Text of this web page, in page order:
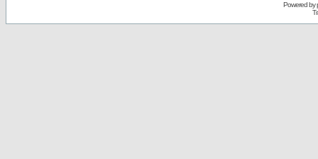
Powered by